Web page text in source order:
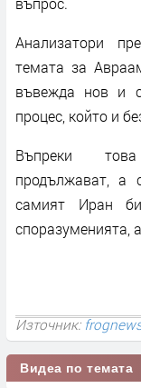
Анализатори
темата за
въвежда нов и
процес, който и
Въпреки това
продължават, а
самият Иран
споразуменията,
Източник:
Видеа по темата